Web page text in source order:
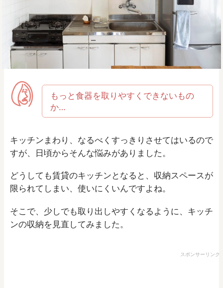
もっと食器を取りやすくできないもの
か…
キッチンまわり、なるべくすっきりさせてはいるので
すが、日頃からそんな悩みがありました。
どうしても賃貸のキッチンとなると、収納スペースが
限られてしまい、使いにくいんですよね。
そこで、少しでも取り出しやすくなるように、キッチ
ンの収納を見直してみました。
スポンサーリンク